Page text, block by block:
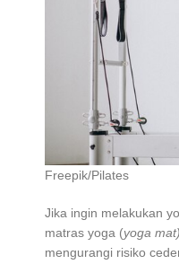
Freepik/Pilates
Jika ingin melakukan
matras yoga (yoga mat)
mengurangi risiko